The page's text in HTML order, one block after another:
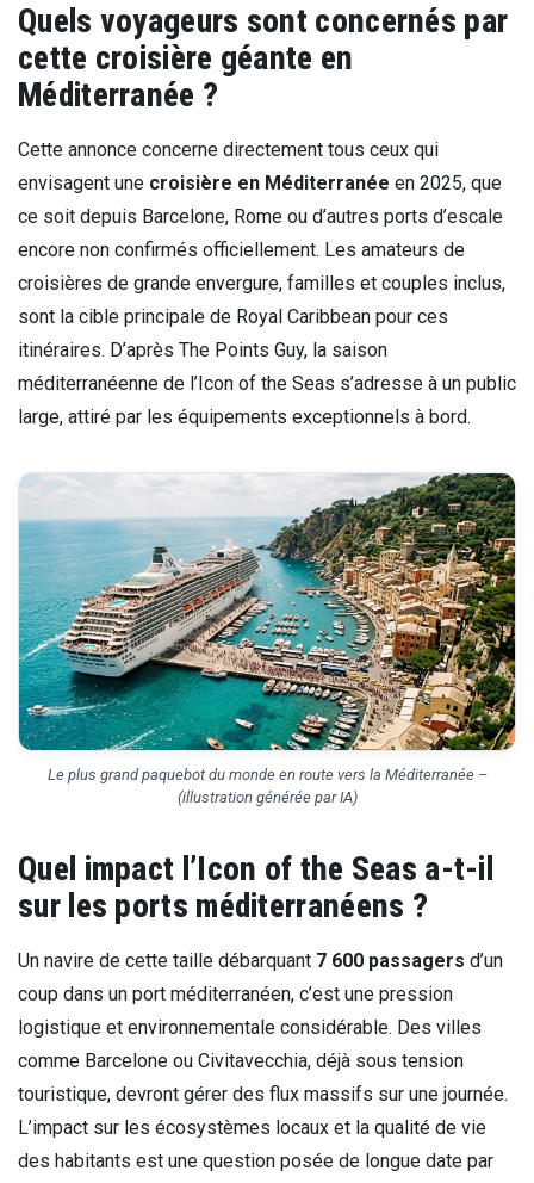
Quels voyageurs sont concernés par
cette croisière géante en
Méditerranée ?
Cette annonce concerne directement tous ceux qui
envisagent une croisière en Méditerranée en 2025, que
ce soit depuis Barcelone, Rome ou d’autres ports d’escale
encore non confirmés officiellement. Les amateurs de
croisières de grande envergure, familles et couples inclus,
sont la cible principale de Royal Caribbean pour ces
itinéraires. D’après The Points Guy, la saison
méditerranéenne de l’Icon of the Seas s’adresse à un public
large, attiré par les équipements exceptionnels à bord.
Le plus grand paquebot du monde en route vers la Méditerranée –
(illustration générée par IA)
Quel impact l’Icon of the Seas a-t-il
sur les ports méditerranéens ?
Un navire de cette taille débarquant 7 600 passagers d’un
coup dans un port méditerranéen, c’est une pression
logistique et environnementale considérable. Des villes
comme Barcelone ou Civitavecchia, déjà sous tension
touristique, devront gérer des flux massifs sur une journée.
L’impact sur les écosystèmes locaux et la qualité de vie
des habitants est une question posée de longue date par